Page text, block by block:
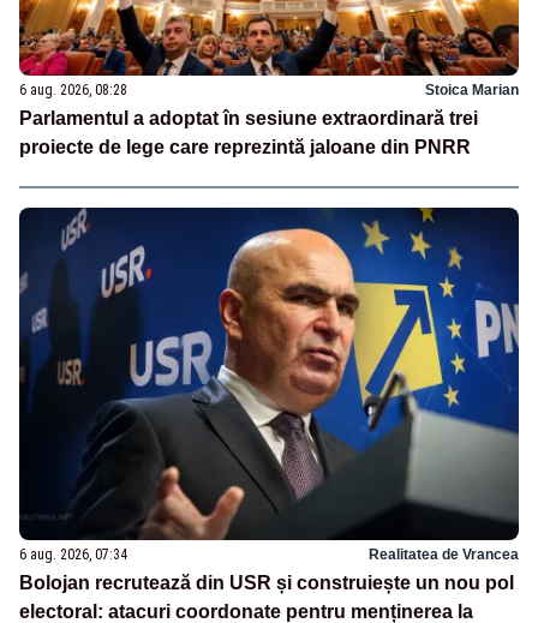
6 aug. 2026, 08:28 Stoica Marian
Parlamentul a adoptat în sesiune extraordinară trei
proiecte de lege care reprezintă jaloane din PNRR
6 aug. 2026, 07:34 Realitatea de Vrancea
Bolojan recrutează din USR și construiește un nou pol
electoral: atacuri coordonate pentru menținerea la